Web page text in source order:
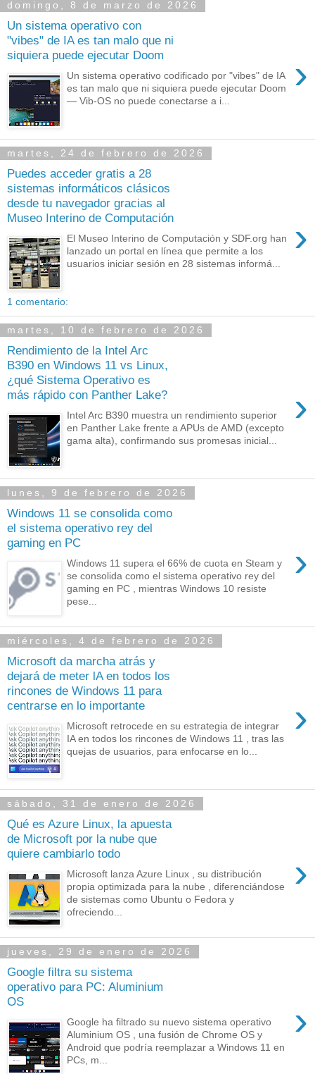
domingo, 8 de marzo de 2026
Un sistema operativo con
"vibes" de IA es tan malo que ni
siquiera puede ejecutar Doom
›
Un sistema operativo codificado por "vibes" de IA
es tan malo que ni siquiera puede ejecutar Doom
— Vib-OS no puede conectarse a i...
martes, 24 de febrero de 2026
Puedes acceder gratis a 28
sistemas informáticos clásicos
desde tu navegador gracias al
Museo Interino de Computación
›
El Museo Interino de Computación y SDF.org han
lanzado un portal en línea que permite a los
usuarios iniciar sesión en 28 sistemas informá...
1 comentario:
martes, 10 de febrero de 2026
Rendimiento de la Intel Arc
B390 en Windows 11 vs Linux,
¿qué Sistema Operativo es
más rápido con Panther Lake?
›
Intel Arc B390 muestra un rendimiento superior
en Panther Lake frente a APUs de AMD (excepto
gama alta), confirmando sus promesas inicial...
lunes, 9 de febrero de 2026
Windows 11 se consolida como
el sistema operativo rey del
gaming en PC
›
Windows 11 supera el 66% de cuota en Steam y
se consolida como el sistema operativo rey del
gaming en PC , mientras Windows 10 resiste
pese...
miércoles, 4 de febrero de 2026
Microsoft da marcha atrás y
dejará de meter lA en todos los
rincones de Windows 11 para
centrarse en lo importante
›
Microsoft retrocede en su estrategia de integrar
IA en todos los rincones de Windows 11 , tras las
quejas de usuarios, para enfocarse en lo...
sábado, 31 de enero de 2026
Qué es Azure Linux, la apuesta
de Microsoft por la nube que
quiere cambiarlo todo
›
Microsoft lanza Azure Linux , su distribución
propia optimizada para la nube , diferenciándose
de sistemas como Ubuntu o Fedora y
ofreciendo...
jueves, 29 de enero de 2026
Google filtra su sistema
operativo para PC: Aluminium
OS
›
Google ha filtrado su nuevo sistema operativo
Aluminium OS , una fusión de Chrome OS y
Android que podría reemplazar a Windows 11 en
PCs, m...